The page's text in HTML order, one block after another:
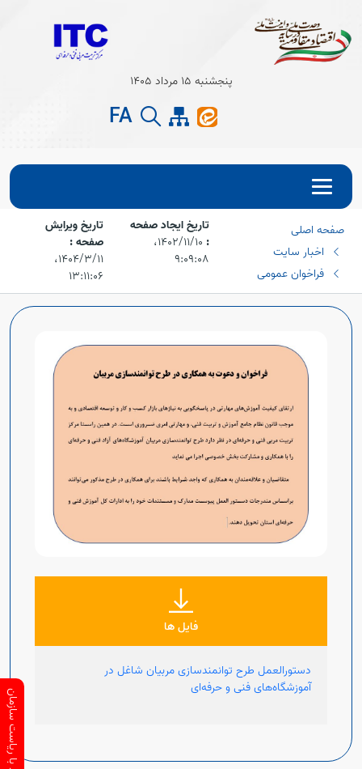
Open
پنجشنبه 15 مرداد 1405
FA
صفحه اصلی
اخبار سایت
فراخوان عمومی
تاریخ ایجاد صفحه
:
۱۴۰۲/۱۱/۱۰،‏
۹:۰۹:۰۸
تاریخ ویرایش
صفحه :
۱۴۰۴/۳/۱۱،‏
۱۳:۱۱:۰۶
فایل ها
دستورالعمل طرح توانمند‌سازی مربیان شاغل در
آموزشگاه‌های فنی و حرفه‌ای
ارتباط با ریاست سازمان